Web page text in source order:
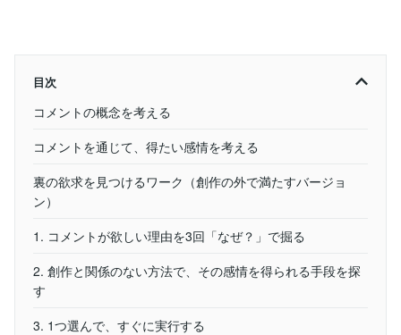
目次
コメントの概念を考える
コメントを通じて、得たい感情を考える
裏の欲求を見つけるワーク（創作の外で満たすバージョ
ン）
1. コメントが欲しい理由を3回「なぜ？」で掘る
2. 創作と関係のない方法で、その感情を得られる手段を探
す
3. 1つ選んで、すぐに実行する